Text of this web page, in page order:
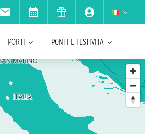
PORTI PONTI E FESTIVITA